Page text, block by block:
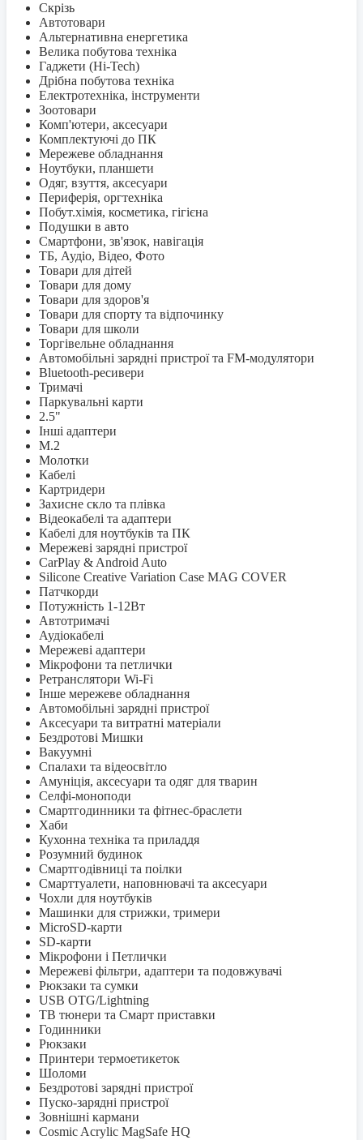
Скрізь
Автотовари
Альтернативна енергетика
Велика побутова техніка
Гаджети (Hi-Tech)
Дрібна побутова техніка
Електротехніка, інструменти
Зоотовари
Комп'ютери, аксесуари
Комплектуючі до ПК
Мережеве обладнання
Ноутбуки, планшети
Одяг, взуття, аксесуари
Периферія, оргтехніка
Побут.хімія, косметика, гігієна
Подушки в авто
Смартфони, зв'язок, навігація
ТБ, Аудіо, Відео, Фото
Товари для дітей
Товари для дому
Товари для здоров'я
Товари для спорту та відпочинку
Товари для школи
Торгівельне обладнання
Автомобільні зарядні пристрої та FM-модулятори
Bluetooth-ресивери
Тримачі
Паркувальні карти
2.5"
Інші адаптери
M.2
Молотки
Кабелі
Картридери
Захисне скло та плівка
Відеокабелі та адаптери
Кабелі для ноутбуків та ПК
Мережеві зарядні пристрої
CarPlay & Android Auto
Silicone Creative Variation Case MAG COVER
Патчкорди
Потужність 1-12Вт
Автотримачі
Аудіокабелі
Мережеві адаптери
Мікрофони та петлички
Ретранслятори Wi-Fi
Інше мережеве обладнання
Автомобільні зарядні пристрої
Аксесуари та витратні матеріали
Бездротові Мишки
Вакуумні
Спалахи та відеосвітло
Амуніція, аксесуари та одяг для тварин
Селфi-моноподи
Смартгодинники та фітнес-браслети
Хаби
Кухонна техніка та приладдя
Розумний будинок
Смартгодівниці та поілки
Смарттуалети, наповнювачі та аксесуари
Чохли для ноутбуків
Машинки для стрижки, тримери
MicroSD-карти
SD-карти
Мікрофони і Петлички
Мережеві фільтри, адаптери та подовжувачі
Рюкзаки та сумки
USB OTG/Lightning
ТВ тюнери та Смарт приставки
Годинники
Рюкзаки
Принтери термоетикеток
Шоломи
Бездротові зарядні пристрої
Пуско-зарядні пристрої
Зовнішні кармани
Cosmic Acrylic MagSafe HQ